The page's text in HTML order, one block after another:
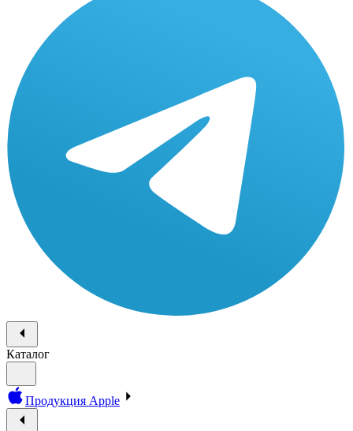
Каталог
Продукция Apple